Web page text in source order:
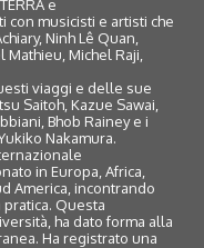
e
musicisti e artisti che
Ninh Lê Quan,
Michel Raji,
viaggi e delle sue
Saitoh, Kazue Sawai,
Bhob Rainey e i
Nakamura.
in Europa, Africa,
America, incontrando
Questa
ha dato forma alla
Ha registrato una